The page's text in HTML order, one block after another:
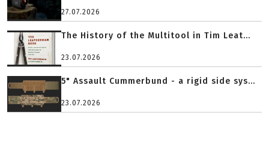
27.07.2026
The History of the Multitool in Tim Leat...
23.07.2026
5" Assault Cummerbund - a rigid side sys...
23.07.2026